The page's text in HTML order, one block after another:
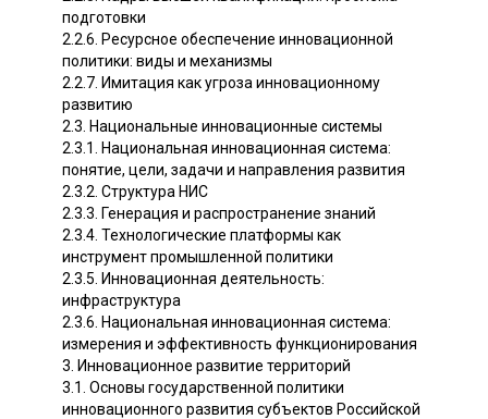
подготовки
2.2.6. Ресурсное обеспечение инновационной
политики: виды и механизмы
2.2.7. Имитация как угроза инновационному
развитию
2.3. Национальные инновационные системы
2.3.1. Национальная инновационная система:
понятие, цели, задачи и направления развития
2.3.2. Структура НИС
2.3.3. Генерация и распространение знаний
2.3.4. Технологические платформы как
инструмент промышленной политики
2.3.5. Инновационная деятельность:
инфраструктура
2.3.6. Национальная инновационная система:
измерения и эффективность функционирования
3. Инновационное развитие территорий
3.1. Основы государственной политики
инновационного развития субъектов Российской